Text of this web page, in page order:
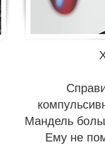
Мандель
Ему не